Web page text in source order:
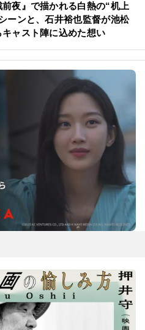
前夜』で描かれる白熱の“机上
ーンと、石井裕也監督が池松
キャスト陣に込めた想い